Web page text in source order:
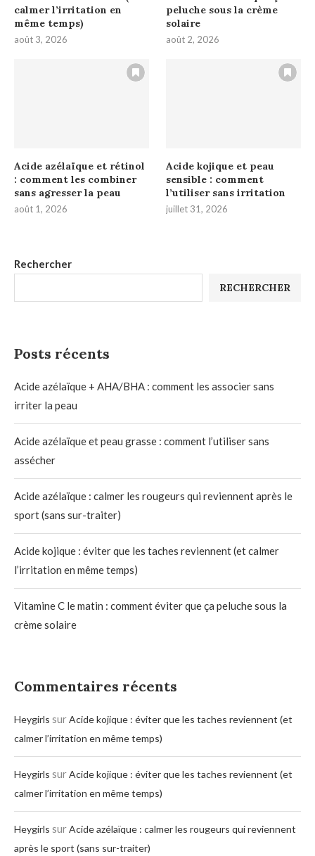
Rechercher
RECHERCHER
Posts récents
Acide azélaïque + AHA/BHA : comment les associer sans
irriter la peau
Acide azélaïque et peau grasse : comment l’utiliser sans
assécher
Acide azélaïque : calmer les rougeurs qui reviennent après le
sport (sans sur-traiter)
Acide kojique : éviter que les taches reviennent (et calmer
l’irritation en même temps)
Vitamine C le matin : comment éviter que ça peluche sous la
crème solaire
Commentaires récents
Heygirls surAcide kojique : éviter que les taches reviennent (et
calmer l’irritation en même temps)
Heygirls surAcide kojique : éviter que les taches reviennent (et
calmer l’irritation en même temps)
Heygirls surAcide azélaïque : calmer les rougeurs qui reviennent
après le sport (sans sur-traiter)
calmer l’irritation en
même temps)
août 3, 2026
peluche sous la crème
solaire
août 2, 2026
Acide azélaïque et rétinol
: comment les combiner
sans agresser la peau
août 1, 2026
Acide kojique et peau
sensible : comment
l’utiliser sans irritation
juillet 31, 2026